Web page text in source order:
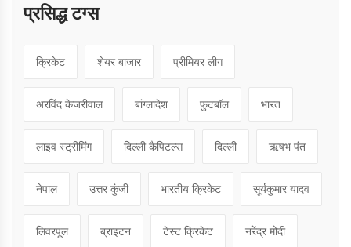
प्रसिद्ध टग्स
क्रिकेट शेयर बाजार प्रीमियर लीग
अरविंद केजरीवाल बांग्लादेश फुटबॉल भारत
लाइव स्ट्रीमिंग दिल्ली कैपिटल्स दिल्ली ऋषभ पंत
नेपाल उत्तर कुंजी भारतीय क्रिकेट सूर्यकुमार यादव
लिवरपूल ब्राइटन टेस्ट क्रिकेट नरेंद्र मोदी